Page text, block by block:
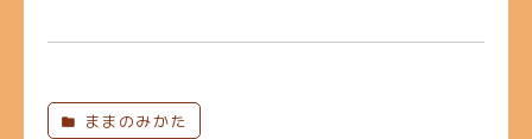
ままのみかた